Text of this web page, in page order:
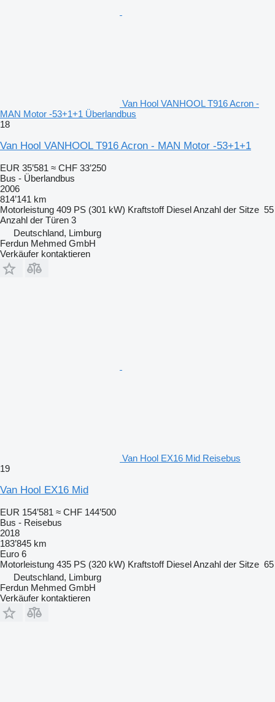
Van Hool VANHOOL T916 Acron -
MAN Motor -53+1+1 Überlandbus
18
Van Hool VANHOOL T916 Acron - MAN Motor -53+1+1
EUR 35’581 ≈ CHF 33’250
Bus - Überlandbus
2006
814’141 km
Motorleistung 409 PS (301 kW) Kraftstoff DieselAnzahl der Sitze 55
Anzahl der Türen 3
Deutschland, Limburg
Ferdun Mehmed GmbH
Verkäufer kontaktieren
Van Hool EX16 Mid Reisebus
19
Van Hool EX16 Mid
EUR 154’581 ≈ CHF 144’500
Bus - Reisebus
2018
183’845 km
Euro 6
Motorleistung 435 PS (320 kW) Kraftstoff DieselAnzahl der Sitze 65
Deutschland, Limburg
Ferdun Mehmed GmbH
Verkäufer kontaktieren